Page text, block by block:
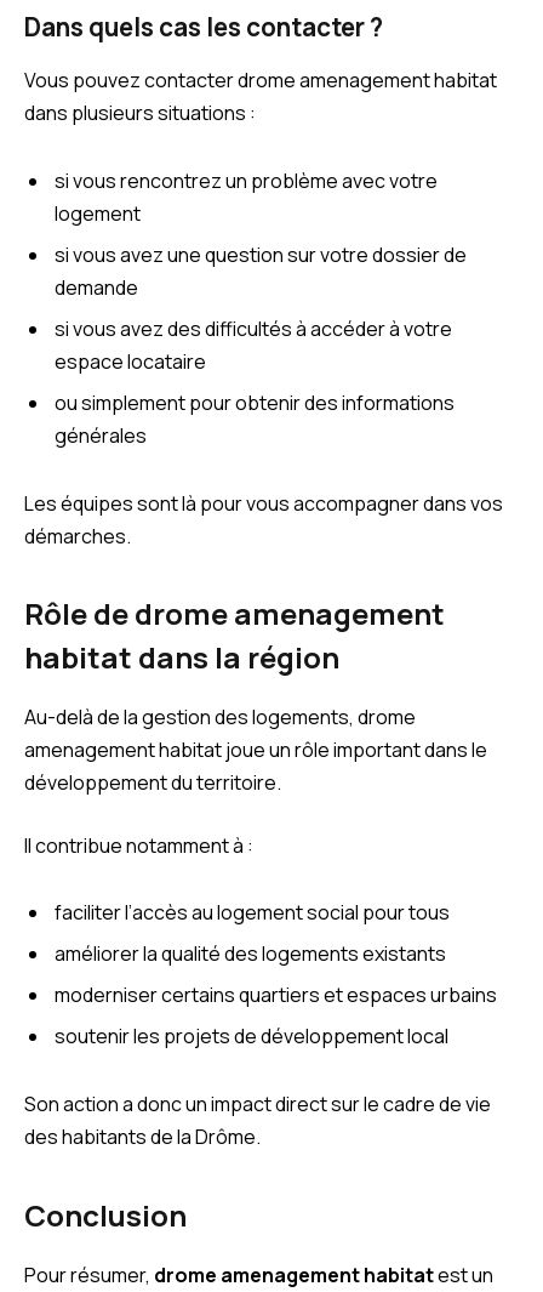
Dans quels cas les contacter ?
Vous pouvez contacter drome amenagement habitat
dans plusieurs situations :
si vous rencontrez un problème avec votre
logement
si vous avez une question sur votre dossier de
demande
si vous avez des difficultés à accéder à votre
espace locataire
ou simplement pour obtenir des informations
générales
Les équipes sont là pour vous accompagner dans vos
démarches.
Rôle de drome amenagement
habitat dans la région
Au-delà de la gestion des logements, drome
amenagement habitat joue un rôle important dans le
développement du territoire.
Il contribue notamment à :
faciliter l’accès au logement social pour tous
améliorer la qualité des logements existants
moderniser certains quartiers et espaces urbains
soutenir les projets de développement local
Son action a donc un impact direct sur le cadre de vie
des habitants de la Drôme.
Conclusion
Pour résumer, drome amenagement habitatest un